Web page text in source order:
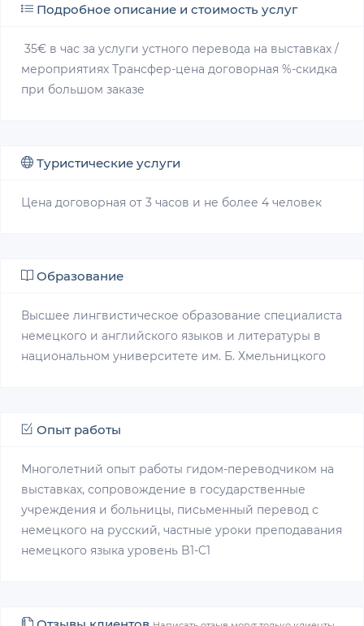
Подробное описание и стоимость услуг
35€ в час за услуги устного перевода на выставках /
мероприятиях Трансфер-цена договорная %-скидка
при большом заказе
Туристические услуги
Цена договорная от 3 часов и не более 4 человек
Образование
Высшее лингвистическое образование специалиста
немецкого и английского языков и литературы в
национальном университете им. Б. Хмельницкого
Опыт работы
Многолетний опыт работы гидом-переводчиком на
выставках, сопровождение в государственные
учреждения и больницы, письменный перевод с
немецкого на русский, частные уроки преподавания
немецкого языка уровень B1-C1